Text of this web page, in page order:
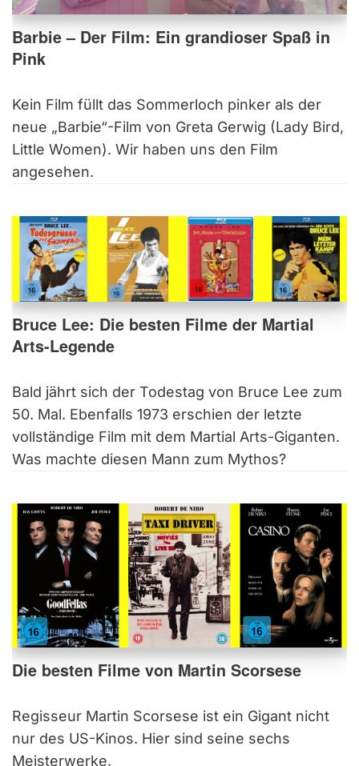
Barbie – Der Film: Ein grandioser Spaß in
Pink
Kein Film füllt das Sommerloch pinker als der
neue „Barbie“-Film von Greta Gerwig (Lady Bird,
Little Women). Wir haben uns den Film
angesehen.
Bruce Lee: Die besten Filme der Martial
Arts-Legende
Bald jährt sich der Todestag von Bruce Lee zum
50. Mal. Ebenfalls 1973 erschien der letzte
vollständige Film mit dem Martial Arts-Giganten.
Was machte diesen Mann zum Mythos?
Die besten Filme von Martin Scorsese
Regisseur Martin Scorsese ist ein Gigant nicht
nur des US-Kinos. Hier sind seine sechs
Meisterwerke.